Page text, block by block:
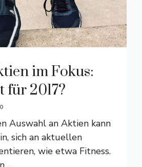
im Fokus:
für 2017?
Auswahl an Aktien kann
sich an aktuellen
wie etwa Fitness.